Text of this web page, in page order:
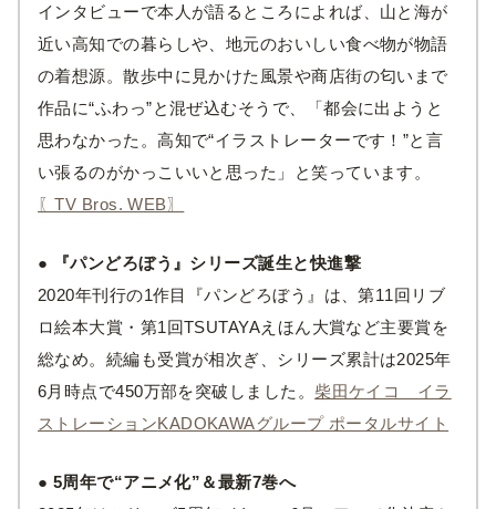
インタビューで本人が語るところによれば、山と海が
近い高知での暮らしや、地元のおいしい食べ物が物語
の着想源。散歩中に見かけた風景や商店街の匂いまで
作品に“ふわっ”と混ぜ込むそうで、「都会に出ようと
思わなかった。高知で“イラストレーターです！”と言
い張るのがかっこいいと思った」と笑っています。
〖TV Bros. WEB〗
● 『パンどろぼう』シリーズ誕生と快進撃
2020年刊行の1作目『パンどろぼう』は、第11回リブ
ロ絵本大賞・第1回TSUTAYAえほん大賞など主要賞を
総なめ。続編も受賞が相次ぎ、シリーズ累計は2025年
6月時点で450万部を突破しました。 柴田ケイコ イラ
ストレーションKADOKAWAグループ ポータルサイト
● 5周年で“アニメ化”＆最新7巻へ